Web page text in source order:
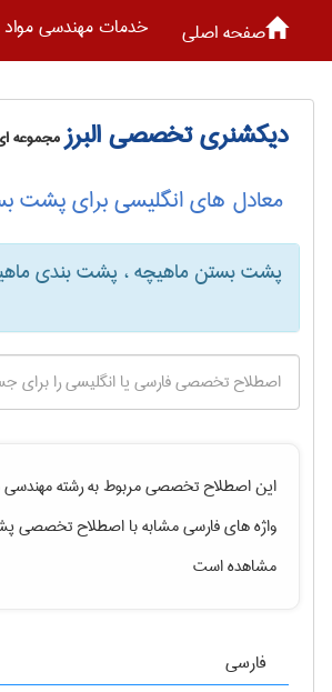
صفحه اصلی خدمات مهندسی مواد
دیکشنری تخصصی البرزمجموعه
معادل های انگلیسی برای پشت
پشت بستن ماهیچه ، پشت بندی
این اصطلاح تخصصی مربوط به رشتهمهندسی
واژه های فارسی مشابه با اصطلاح تخصصی
مشاهده است
فارسی